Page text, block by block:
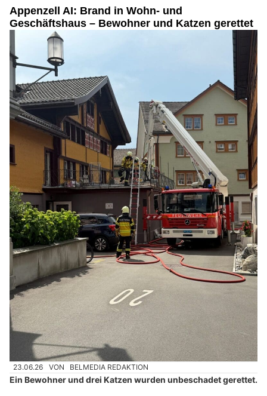
Appenzell AI: Brand in Wohn- und
Geschäftshaus – Bewohner und Katzen gerettet
23.06.26 VON BELMEDIA REDAKTION
Ein Bewohner und drei Katzen wurden unbeschadet gerettet.